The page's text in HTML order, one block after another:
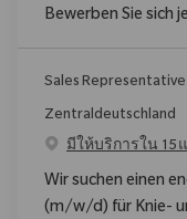
Bewerben Sie sich
Sales
Zentraldeutschland
มีให้บริการใน 15
Wir suchen einen
(m/w/d) für Knie-